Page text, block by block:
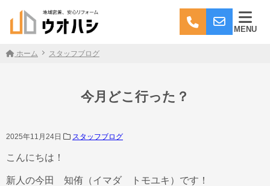
MENU
ホーム スタッフブログ
今月どこ行った？
2025年11月24日 スタッフブログ
こんにちは！
新人の今田 知侑（イマダ トモユキ）です！